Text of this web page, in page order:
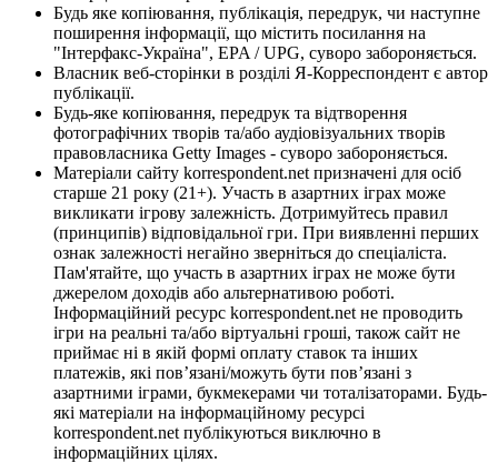
Будь яке копіювання, публікація, передрук, чи наступне
поширення інформації, що містить посилання на
"Інтерфакс-Україна", EPA / UPG, суворо забороняється.
Власник веб-сторінки в розділі Я-Корреспондент є автор
публікації.
Будь-яке копіювання, передрук та відтворення
фотографічних творів та/або аудіовізуальних творів
правовласника Getty Images - суворо забороняється.
Матеріали сайту korrespondent.net призначені для осіб
старше 21 року (21+). Участь в азартних іграх може
викликати ігрову залежність. Дотримуйтесь правил
(принципів) відповідальної гри. При виявленні перших
ознак залежності негайно зверніться до спеціаліста.
Пам'ятайте, що участь в азартних іграх не може бути
джерелом доходів або альтернативою роботі.
Інформаційний ресурс korrespondent.net не проводить
ігри на реальні та/або віртуальні гроші, також сайт не
приймає ні в якій формі оплату ставок та інших
платежів, які пов’язані/можуть бути пов’язані з
азартними іграми, букмекерами чи тоталізаторами. Будь-
які матеріали на інформаційному ресурсі
korrespondent.net публікуються виключно в
інформаційних цілях.